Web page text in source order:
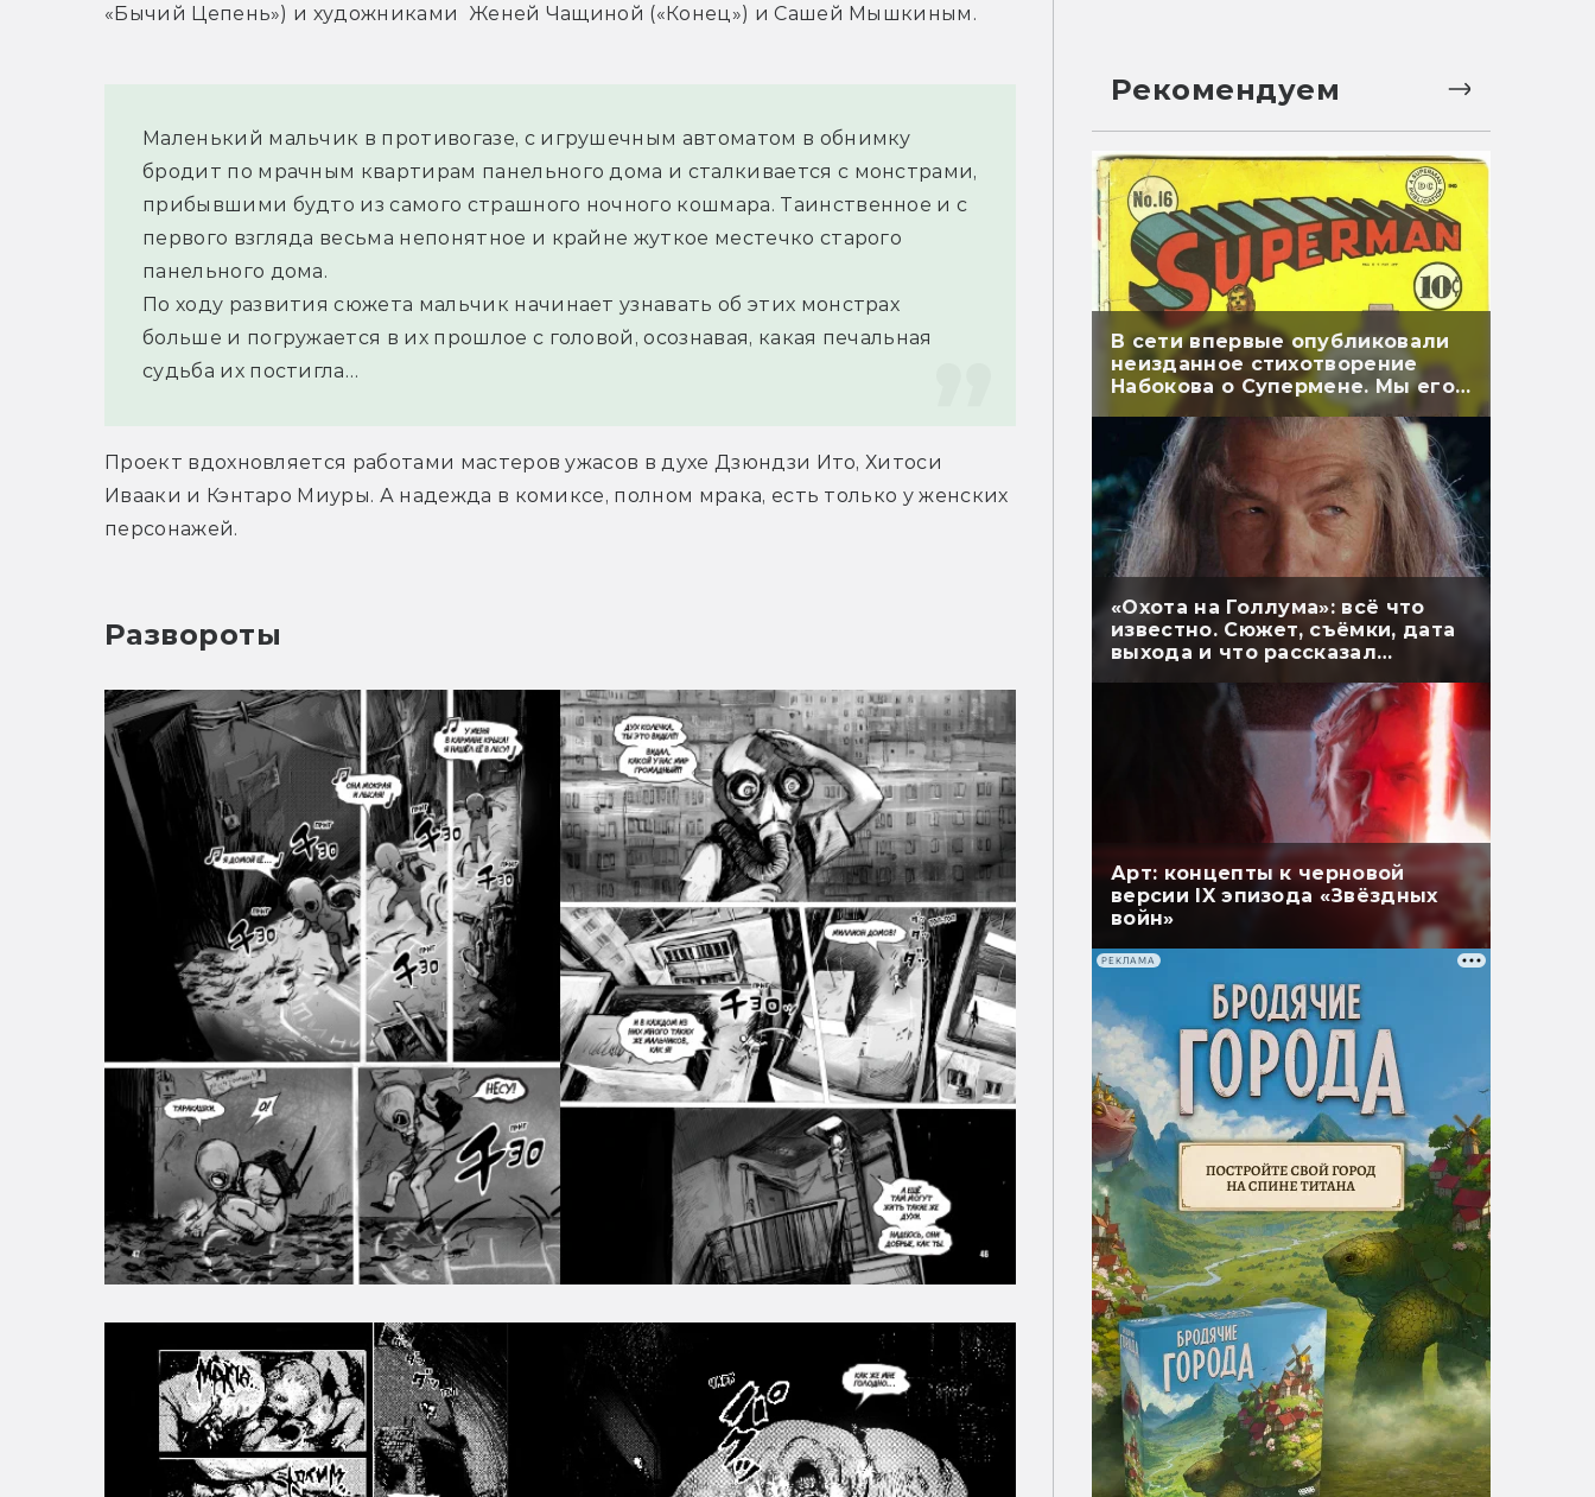
«Бычий Цепень») и художниками  Женей Чащиной («Конец») и Сашей Мышкиным.
Маленький мальчик в противогазе, с игрушечным автоматом в обнимку
бродит по мрачным квартирам панельного дома и сталкивается с монстрами,
прибывшими будто из самого страшного ночного кошмара. Таинственное и с
первого взгляда весьма непонятное и крайне жуткое местечко старого
панельного дома.
По ходу развития сюжета мальчик начинает узнавать об этих монстрах
больше и погружается в их прошлое с головой, осознавая, какая печальная
судьба их постигла…
Проект вдохновляется работами мастеров ужасов в духе Дзюндзи Ито, Хитоси
Ивааки и Кэнтаро Миуры. А надежда в комиксе, полном мрака, есть только у женских
персонажей.
Развороты
Рекомендуем
В сети впервые опубликовали
неизданное стихотворение
Набокова о Супермене. Мы его
перевели
«Охота на Голлума»: всё что
известно. Сюжет, съёмки, дата
выхода и что рассказал
Арт: концепты к черновой
версии IX эпизода «Звёздных
войн»
РЕКЛАМА